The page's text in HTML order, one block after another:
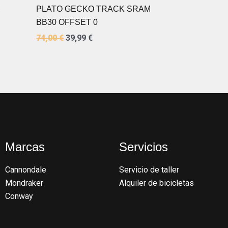
PLATO GECKO TRACK SRAM
BB30 OFFSET 0
74,00€ 39,99 €
Marcas
Cannondale
Mondraker
Conway
Servicios
Servicio de taller
Alquiler de bicicletas